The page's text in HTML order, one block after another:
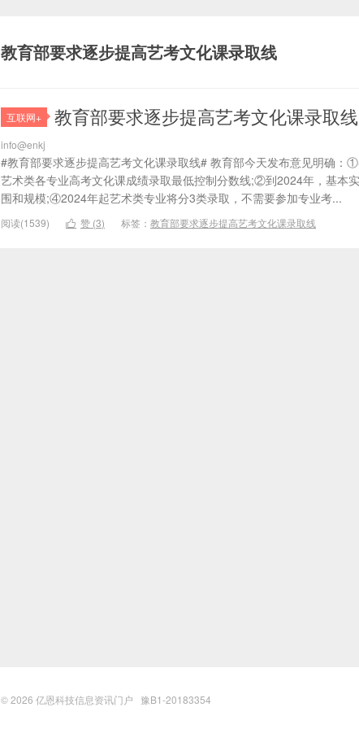
教育部要求逐步提高艺考文化课录取线
互联网+ 教育部要求逐步提高艺考文化课录取线
info@enkj
#教育部要求逐步提高艺考文化课录取线# 教育部今天发布意见明确：
艺术类各专业高考文化课成绩录取最低控制分数线;②到2024年，基本
围和规模;④2024年起艺术类专业将分3类录取，不需要参加专业考...
阅读(1539)  赞 (3) 标签： 教育部要求逐步提高艺考文化课录取线
© 2026 亿恩科技信息资讯门户 豫B1-20183354